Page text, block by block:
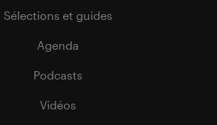
Sélections et guides
Agenda
Podcasts
Vidéos